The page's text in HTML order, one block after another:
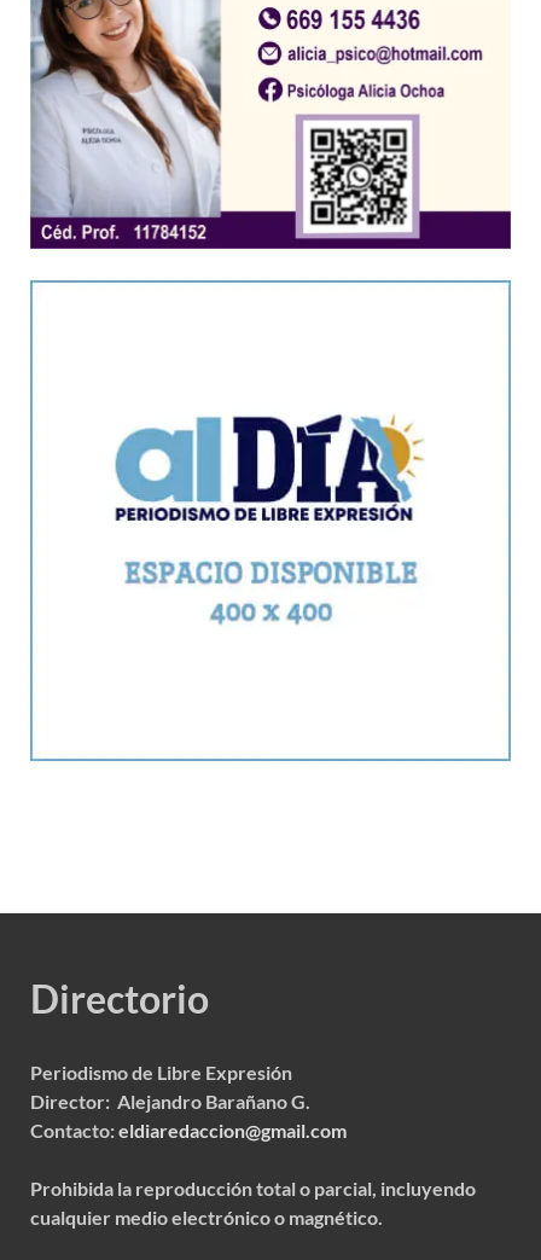
Directorio
Periodismo de Libre Expresión
Director: Alejandro Barañano G.
Contacto:eldiaredaccion@gmail.com
Prohibida la reproducción total o parcial, incluyendo
cualquier medio electrónico o magnético.